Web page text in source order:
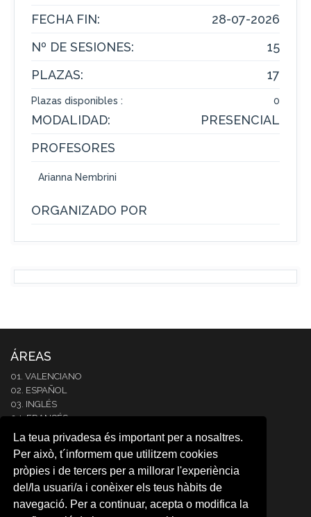
La teua privadesa és important per a nosaltres.
Per això, t´informem que utilitzem cookies
pròpies i de tercers per a millorar l'experiència
del/la usuari/a i conèixer els teus hàbits de
navegació. Per a continuar, acepta o modifica la
FECHA FIN:
28-07-2026
Nº DE SESIONES:
15
PLAZAS:
17
Plazas disponibles : 0
MODALIDAD:
PRESENCIAL
PROFESORES
Arianna Nembrini
ORGANIZADO POR
ÁREAS
01. VALENCIANO
02. ESPAÑOL
03. INGLÉS
04. FRANCÉS
05. ITALIANO
06. ALEMÁN
07. PORTUGUÉS
08. COREANO
09. ÁRABE
10. JAPONÉS